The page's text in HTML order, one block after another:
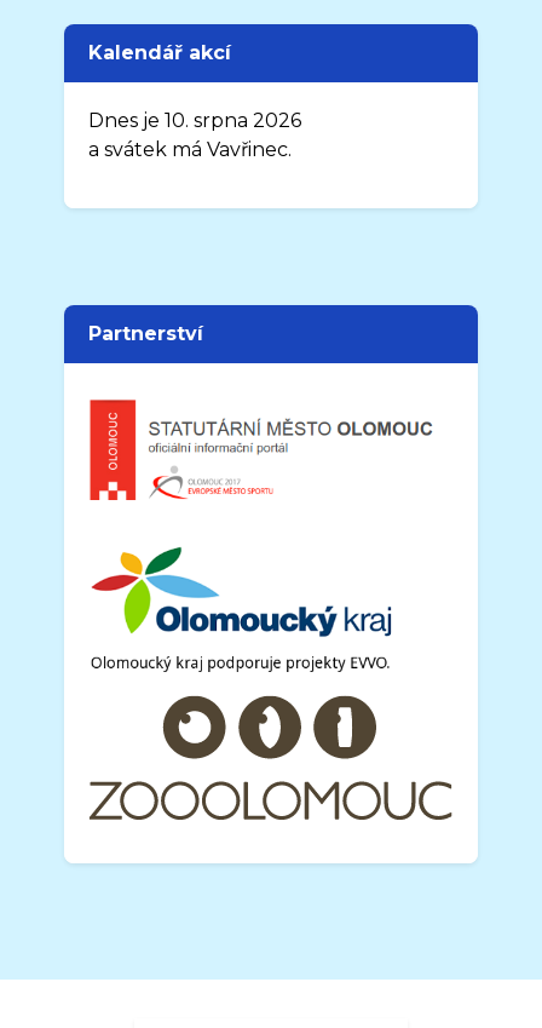
Kalendář akcí
Dnes je 10. srpna 2026
a svátek má Vavřinec.
Partnerství